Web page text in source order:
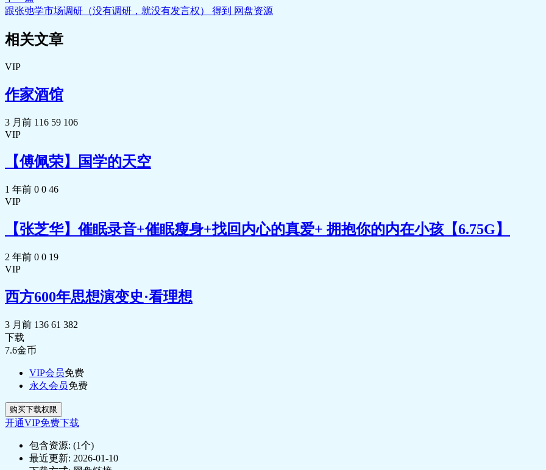
跟张弛学市场调研（没有调研，就没有发言权） 得到 网盘资源
相关文章
VIP
作家酒馆
3 月前 116 59 106
VIP
【傅佩荣】国学的天空
1 年前 0 0 46
VIP
【张芝华】催眠录音+催眠瘦身+找回内心的真爱+ 拥抱你的内在小孩【6.75G】
2 年前 0 0 19
VIP
西方600年思想演变史·看理想
3 月前 136 61 382
下载
7.6金币
VIP会员免费
永久会员免费
购买下载权限
开通VIP免费下载
包含资源: (1个)
最近更新: 2026-01-10